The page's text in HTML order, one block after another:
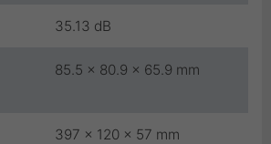
35.13 dB
85.5 x 80.9 x 65.9 mm
397 x 120 x 57 mm